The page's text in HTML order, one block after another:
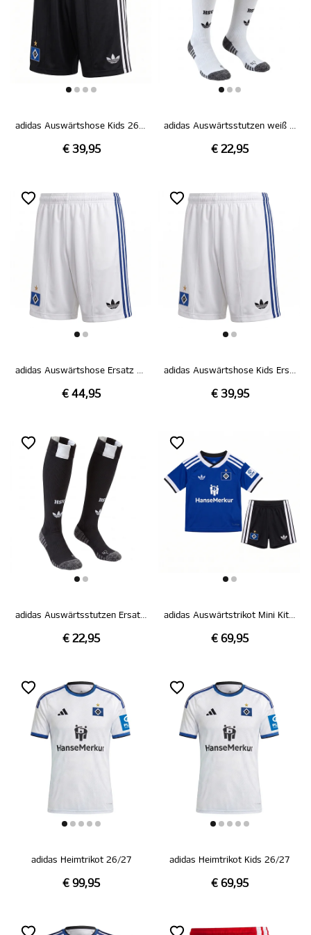
adidas Auswärtshose Kids 26/27
€ 39,95
adidas Auswärtsstutzen weiß 26/27
€ 22,95
adidas Auswärtshose Ersatz weiß 26/27
€ 44,95
adidas Auswärtshose Kids Ersatz weiß 26/27
€ 39,95
adidas Auswärtsstutzen Ersatz schwarz 26/27
€ 22,95
adidas Auswärtstrikot Mini Kit 26/27
€ 69,95
adidas Heimtrikot 26/27
€ 99,95
adidas Heimtrikot Kids 26/27
€ 69,95